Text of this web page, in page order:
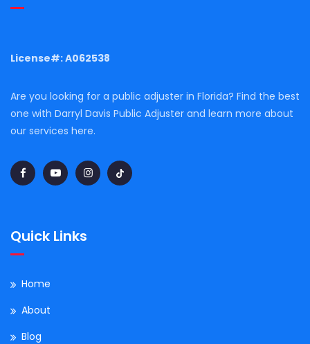
License#: A062538
Are you looking for a public adjuster in Florida? Find the best
one with Darryl Davis Public Adjuster and learn more about
our services here.
Quick Links
Home
About
Blog